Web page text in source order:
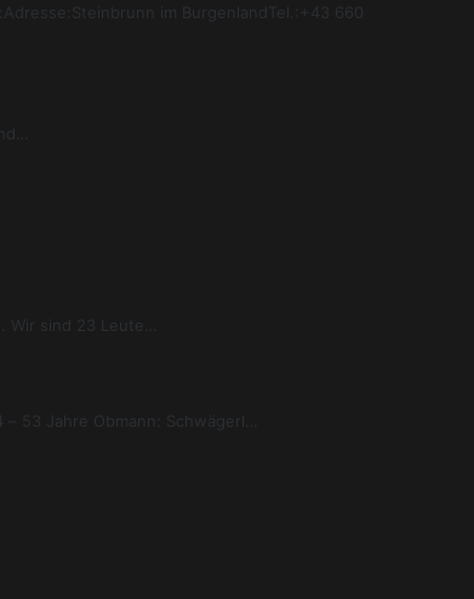
im BurgenlandTel.:+43 660
sind 23 Leute…
53 Jahre Obmann: Schwägerl…